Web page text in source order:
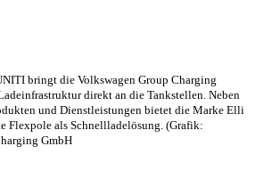
bringt die Volkswagen Group Charging
direkt an die Tankstellen. Neben
und Dienstleistungen bietet die Marke Elli
Flexpole als Schnellladelösung. (Grafik:
GmbH